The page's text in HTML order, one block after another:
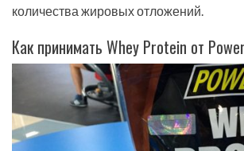
количества жировых отложений.
Как принимать Whey Protein от